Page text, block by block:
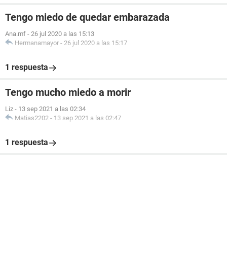
Tengo miedo de quedar embarazada
Ana.mf - 26 jul 2020 a las 15:13
Hermanamayor - 26 jul 2020 a las 15:17
1 respuesta
Tengo mucho miedo a morir
Liz - 13 sep 2021 a las 02:34
Matias2202 - 13 sep 2021 a las 02:47
1 respuesta